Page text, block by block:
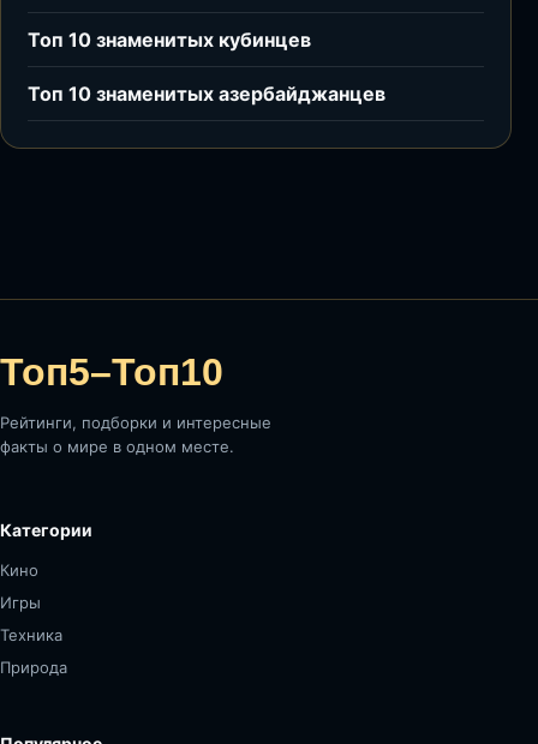
Топ 10 знаменитых кубинцев
Топ 10 знаменитых азербайджанцев
Топ5–Топ10
Рейтинги, подборки и интересные
факты о мире в одном месте.
Категории
Кино
Игры
Техника
Природа